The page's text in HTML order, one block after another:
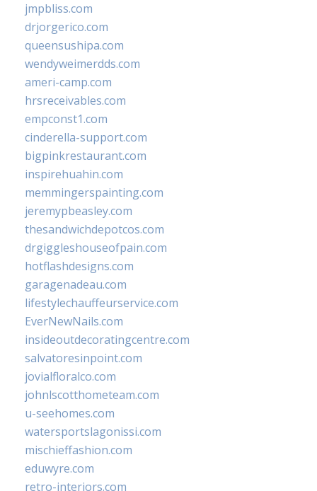
jmpbliss.com
drjorgerico.com
queensushipa.com
wendyweimerdds.com
ameri-camp.com
hrsreceivables.com
empconst1.com
cinderella-support.com
bigpinkrestaurant.com
inspirehuahin.com
memmingerspainting.com
jeremypbeasley.com
thesandwichdepotcos.com
drgiggleshouseofpain.com
hotflashdesigns.com
garagenadeau.com
lifestylechauffeurservice.com
EverNewNails.com
insideoutdecoratingcentre.com
salvatoresinpoint.com
jovialfloralco.com
johnlscotthometeam.com
u-seehomes.com
watersportslagonissi.com
mischieffashion.com
eduwyre.com
retro-interiors.com